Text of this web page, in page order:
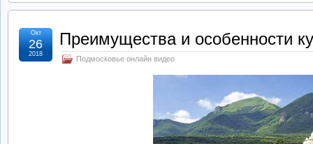
Преимущества и особенности
Подмосковье онлайн видео
Окт
26
2018